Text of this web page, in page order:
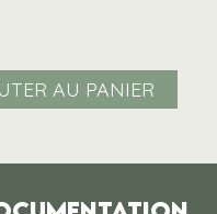
AU PANIER